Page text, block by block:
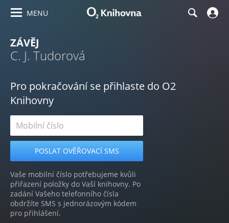
MENU
ZÁVĚJ
C. J. Tudorová
Pro pokračování se přihlaste do O2
Knihovny
Vaše mobilní číslo potřebujeme kvůli
přiřazení položky do Vaší knihovny. Po
zadání Vašeho telefonního čísla
obdržíte SMS s jednorázovým kódem
pro přihlášení.